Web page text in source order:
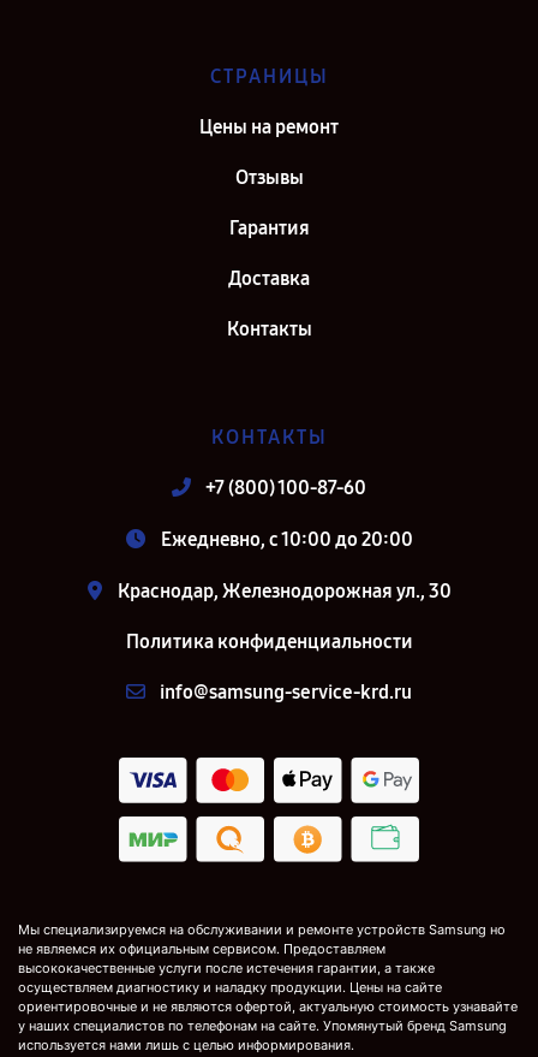
СТРАНИЦЫ
Цены на ремонт
Отзывы
Гарантия
Доставка
Контакты
КОНТАКТЫ
+7 (800) 100-87-60
Ежедневно, с 10:00 до 20:00
Краснодар, Железнодорожная ул., 30
Политика конфиденциальности
info@samsung-service-krd.ru
Мы специализируемся на обслуживании и ремонте устройств Samsung но
не являемся их официальным сервисом. Предоставляем
высококачественные услуги после истечения гарантии, а также
осуществляем диагностику и наладку продукции. Цены на сайте
ориентировочные и не являются офертой, актуальную стоимость узнавайте
у наших специалистов по телефонам на сайте. Упомянутый бренд Samsung
используется нами лишь с целью информирования.